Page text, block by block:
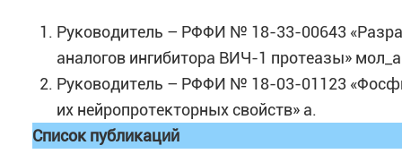
Руководитель – РФФИ № 18-33-00643
аналогов ингибитора ВИЧ-1 протеазы»
Руководитель – РФФИ № 18-03-01123
их нейропротекторных свойств» а.
Список публикаций